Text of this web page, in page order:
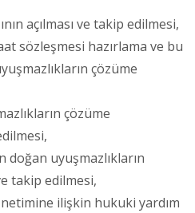
açılması ve takip edilmesi,
sözleşmesi hazırlama ve bu
çözüme
çözüme
uyuşmazlıkların
takip edilmesi,
ilişkin hukuki yardım